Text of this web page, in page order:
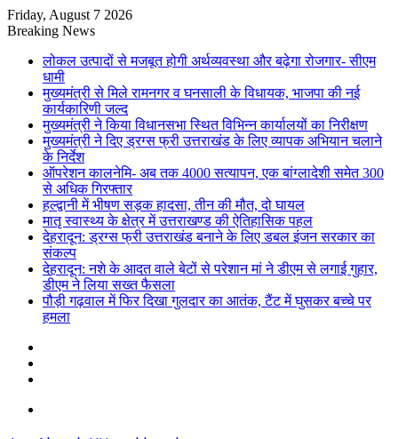
Friday, August 7 2026
Breaking News
लोकल उत्पादों से मजबूत होगी अर्थव्यवस्था और बढ़ेगा रोजगार- सीएम
धामी
मुख्यमंत्री से मिले रामनगर व घनसाली के विधायक, भाजपा की नई
कार्यकारिणी जल्द
मुख्यमंत्री ने किया विधानसभा स्थित विभिन्न कार्यालयों का निरीक्षण
मुख्यमंत्री ने दिए ड्रग्स फ्री उत्तराखंड के लिए व्यापक अभियान चलाने
के निर्देश
ऑपरेशन कालनेमि- अब तक 4000 सत्यापन, एक बांग्लादेशी समेत 300
से अधिक गिरफ्तार
हल्द्वानी में भीषण सड़क हादसा, तीन की मौत, दो घायल
मातृ स्वास्थ्य के क्षेत्र में उत्तराखण्ड की ऐतिहासिक पहल
देहरादून: ड्रग्स फ्री उत्तराखंड बनाने के लिए डबल इंजन सरकार का
संकल्प
देहरादून: नशे के आदत वाले बेटों से परेशान मां ने डीएम से लगाई गुहार,
डीएम ने लिया सख्त फैसला
पौड़ी गढ़वाल में फिर दिखा गुलदार का आतंक, टैंट में घुसकर बच्चे पर
हमला